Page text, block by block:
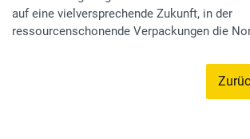
auf eine vielversprechende Zukunft, in der
ressourcenschonende Verpackungen die